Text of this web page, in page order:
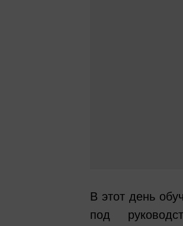
В этот день
под